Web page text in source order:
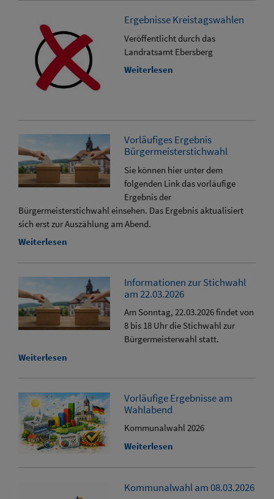
Ergebnisse Kreistagswahlen
Veröffentlicht durch das
Landratsamt Ebersberg
Weiterlesen
Vorläufiges Ergebnis
Bürgermeisterstichwahl
Sie können hier unter dem
folgenden Link das vorläufige
Ergebnis der
Bürgermeisterstichwahl einsehen. Das Ergebnis aktualisiert
sich erst zur Auszählung am Abend.
Weiterlesen
Informationen zur Stichwahl
am 22.03.2026
Am Sonntag, 22.03.2026 findet von
8 bis 18 Uhr die Stichwahl zur
Bürgermeisterwahl statt.
Weiterlesen
Vorläufige Ergebnisse am
Wahlabend
Kommunalwahl 2026
Weiterlesen
Kommunalwahl am 08.03.2026